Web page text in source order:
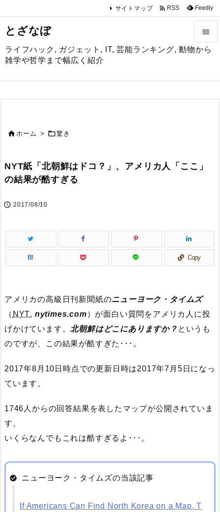
とざなぼ
ライフハック, ガジェット, IT, 芸能ランキング, 動物から
雑学や哲学まで幅広く紹介



サイトマップ  RSS Feedly
ホーム > 驚き
NYT紙「北朝鮮はドコ？」、アメリカ人「ここ」
の結果が酷すぎる
 2017/08/10
B! Copy
アメリカの高級日刊新聞紙のニューヨーク・タイムズ
（ NYT, nytimes.com）が面白い質問をアメリカ人に投
げかけています。北朝鮮はどこにありますか？ というも
のですが、この結果が酷すぎた･･･。
2017年8月10日時点での更新日時は2017年7月5日 になっ
ています。
1746人からの回答結果を表したマップが公開されていま
す。
いくらなんでもこれは酷すぎるよ･･･。
ニューヨーク・タイムズの当該記事
If Americans Can Find North Korea on a Map, T